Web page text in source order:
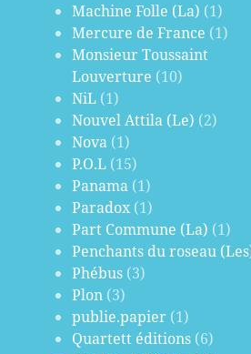
Machine Folle (La) (1)
Mercure de France (1)
Monsieur Toussaint
Louverture (10)
NiL (1)
Nouvel Attila (Le) (2)
Nova (1)
P.O.L (15)
Panama (1)
Paradox (1)
Part Commune (La) (1)
Penchants du roseau
Phébus (3)
Plon (3)
publie.papier (1)
Quartett éditions (6)